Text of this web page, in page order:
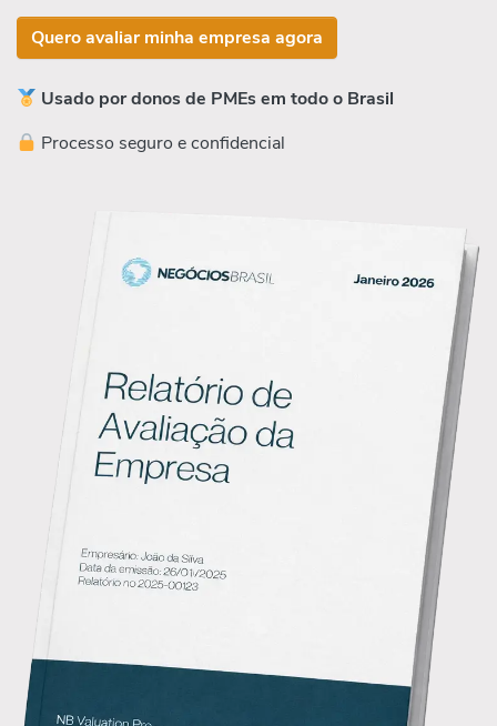
Quero avaliar minha empresa agora
Usado por donos de PMEs em todo o Brasil
Processo seguro e confidencial